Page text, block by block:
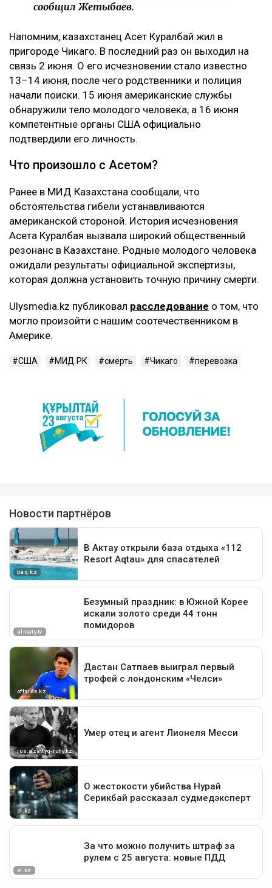
сообщил Жетыбаев.
Напомним, казахстанец Асет Куралбай жил в
пригороде Чикаго. В последний раз он выходил на
связь 2 июня. О его исчезновении стало известно
13–14 июня, после чего родственники и полиция
начали поиски. 15 июня американские службы
обнаружили тело молодого человека, а 16 июня
компетентные органы США официально
подтвердили его личность.
Что произошло с Асетом?
Ранее в МИД Казахстана сообщали, что
обстоятельства гибели устанавливаются
американской стороной. История исчезновения
Асета Куралбая вызвала широкий общественный
резонанс в Казахстане. Родные молодого человека
ожидали результаты официальной экспертизы,
которая должна установить точную причину смерти.
Ulysmedia.kz публиковал расследование о том, что
могло произойти с нашим соотечественником в
Америке.
США МИД РК смерть Чикаго перевозка